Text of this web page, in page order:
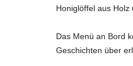
Honiglöffel aus
Das Menü an Bord
Geschichten über